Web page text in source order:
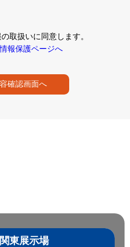
取扱いに同意します。
報保護ページへ
確認画面へ
東展示場